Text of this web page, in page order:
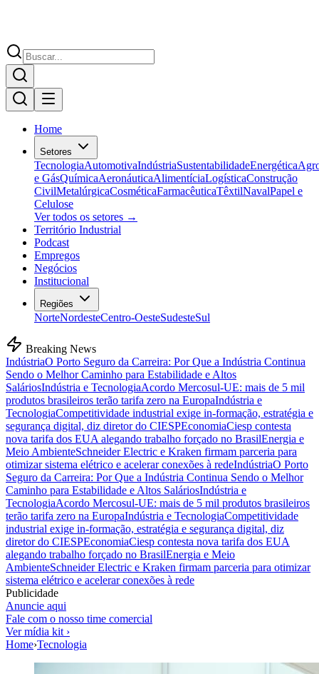
Home
Setores
TecnologiaAutomotivaIndústriaSustentabilidadeEnergética
e GásQuímicaAeronáuticaAlimentíciaLogísticaConstrução
CivilMetalúrgicaCosméticaFarmacêuticaTêxtilNavalPapel e
Celulose
Ver todos os setores →
Território Industrial
Podcast
Empregos
Negócios
Institucional
Regiões
NorteNordesteCentro-OesteSudesteSul
Breaking News
IndústriaO Porto Seguro da Carreira: Por Que a Indústria Continua
Sendo o Melhor Caminho para Estabilidade e Altos
SaláriosIndústria e TecnologiaAcordo Mercosul-UE: mais de 5 mil
produtos brasileiros terão tarifa zero na EuropaIndústria e
TecnologiaCompetitividade industrial exige in-formação, estratégia e
segurança digital, diz diretor do CIESPEconomiaCiesp contesta
nova tarifa dos EUA alegando trabalho forçado no BrasilEnergia e
Meio AmbienteSchneider Electric e Kraken firmam parceria para
otimizar sistema elétrico e acelerar conexões à redeIndústriaO Porto
Seguro da Carreira: Por Que a Indústria Continua Sendo o Melhor
Caminho para Estabilidade e Altos SaláriosIndústria e
TecnologiaAcordo Mercosul-UE: mais de 5 mil produtos brasileiros
terão tarifa zero na EuropaIndústria e TecnologiaCompetitividade
industrial exige in-formação, estratégia e segurança digital, diz
diretor do CIESPEconomiaCiesp contesta nova tarifa dos EUA
alegando trabalho forçado no BrasilEnergia e Meio
AmbienteSchneider Electric e Kraken firmam parceria para otimizar
sistema elétrico e acelerar conexões à rede
Publicidade
Anuncie aqui
Fale com o nosso time comercial
Ver mídia kit ›
Home›Tecnologia